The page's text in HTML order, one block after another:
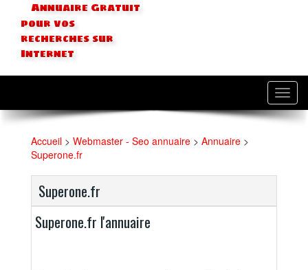
Annuaire Gratuit
pour vos
recherches sur
Internet
Accueil > Webmaster - Seo annuaire > Annuaire >
Superone.fr
Superone.fr
Superone.fr l'annuaire